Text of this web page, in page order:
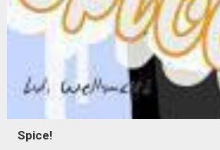
Spice!